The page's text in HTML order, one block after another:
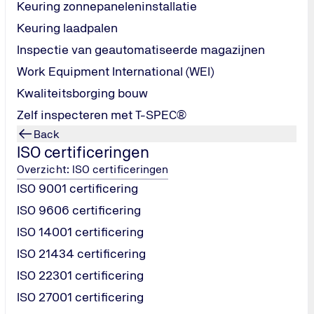
Keuring zonnepaneleninstallatie
Keuring laadpalen
Inspectie van geautomatiseerde magazijnen
Work Equipment International (WEI)
Kwaliteitsborging bouw
Zelf inspecteren met T-SPEC®
Back
ISO certificeringen
Overzicht: ISO certificeringen
ISO 9001 certificering
ISO 9606 certificering
ISO 14001 certificering
ISO 21434 certificering
ISO 22301 certificering
ISO 27001 certificering
aanbieden.
verzorgen.
en daar verantwoording over moeten afleggen.
zekerheid eisen van hun leveranciers.
om vertrouwen te winnen en hun processen
assurance-standaard die aantoont dat organisaties
wordt dit rapport ISAE 3000
en betrouwbaar zijn ingericht, dat